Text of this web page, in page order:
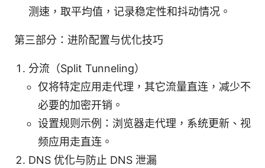
测速，取平均值，记录稳定性和抖动情况。
第三部分：进阶配置与优化技巧
分流（Split Tunneling）
仅将特定应用走代理，其它流量直连，减少不
必要的加密开销。
设置规则示例：浏览器走代理，系统更新、视
频应用走直连。
DNS 优化与防止 DNS 泄漏